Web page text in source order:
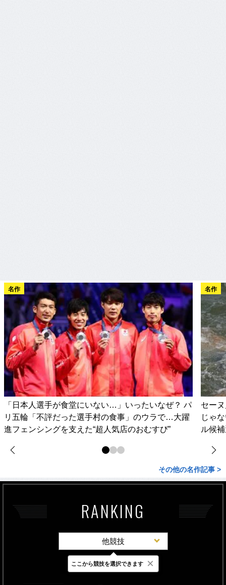
名作
「日本人選手が食堂にいない…」いったいなぜ？ パ
リ五輪「不評だった選手村の食事」のウラで…大躍
進フェンシングを支えた“超人気店のおむすび”
名作
セー
じゃ
ル候
その他の名作記事 >
RANKING
他競技
最新 24時間 週間
ここから競技を選択できます ×